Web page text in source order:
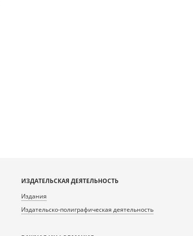
ИЗДАТЕЛЬСКАЯ ДЕЯТЕЛЬНОСТЬ
Издания
Издательско-полиграфическая деятельность